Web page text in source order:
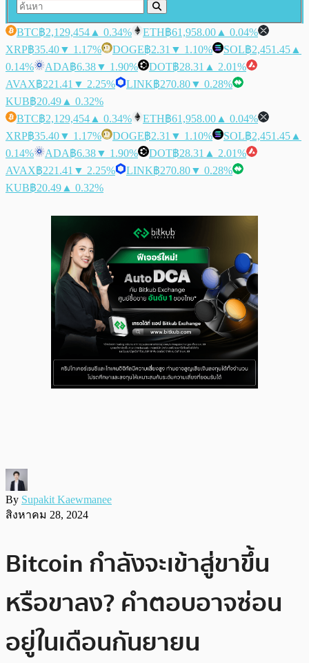
BTC฿2,129,454 ▲ 0.34% ETH฿61,958.00 ▲ 0.04%
XRP฿35.40▼ 1.17% DOGE฿2.31 ▼ 1.10% SOL฿2,451.45 ▲
0.14%
ADA฿6.38▼ 1.90% DOT฿28.31 ▲ 2.01%
AVAX฿221.41 ▼ 2.25% LINK฿270.80▼ 0.28%
KUB฿20.49 ▲ 0.32%
BTC฿2,129,454 ▲ 0.34% ETH฿61,958.00 ▲ 0.04%
XRP฿35.40▼ 1.17% DOGE฿2.31 ▼ 1.10% SOL฿2,451.45 ▲
0.14%
ADA฿6.38▼ 1.90% DOT฿28.31 ▲ 2.01%
AVAX฿221.41 ▼ 2.25% LINK฿270.80▼ 0.28%
KUB฿20.49 ▲ 0.32%
By Supakit Kaewmanee
สิงหาคม 28, 2024
Bitcoin กำลังจะเข้าสู่ขาขึ้น
หรือขาลง? คำตอบอาจซ่อน
อยู่ในเดือนกันยายน